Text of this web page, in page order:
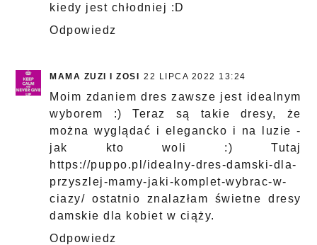
kiedy jest chłodniej :D
Odpowiedz
MAMA ZUZI I ZOSI 22 LIPCA 2022 13:24
Moim zdaniem dres zawsze jest idealnym
wyborem :) Teraz są takie dresy, że
można wyglądać i elegancko i na luzie -
jak kto woli :) Tutaj
https://puppo.pl/idealny-dres-damski-dla-
przyszlej-mamy-jaki-komplet-wybrac-w-
ciazy/ ostatnio znalazłam świetne dresy
damskie dla kobiet w ciąży.
Odpowiedz